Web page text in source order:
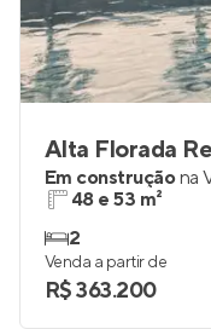
Alta Florada
Em construçãona
48 e 53 m²
2
Venda a partir de
R$ 363.200